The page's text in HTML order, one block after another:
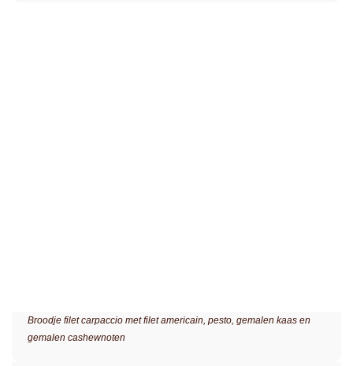
Broodje filet carpaccio met filet americain, pesto, gemalen kaas en
gemalen cashewnoten